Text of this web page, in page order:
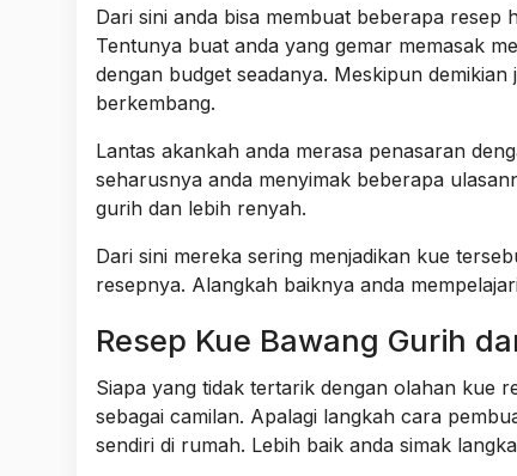
Dari sini anda bisa membuat beberapa resep
Tentunya buat anda yang gemar memasak
dengan budget seadanya. Meskipun
berkembang.
Lantas akankah anda merasa penasaran
seharusnya anda menyimak beberapa
gurih dan lebih renyah.
Dari sini mereka sering menjadikan kue
resepnya. Alangkah baiknya anda
Resep Kue Bawang Gurih
Siapa yang tidak tertarik dengan olahan kue
sebagai camilan. Apalagi langkah cara
sendiri di rumah. Lebih baik anda simak